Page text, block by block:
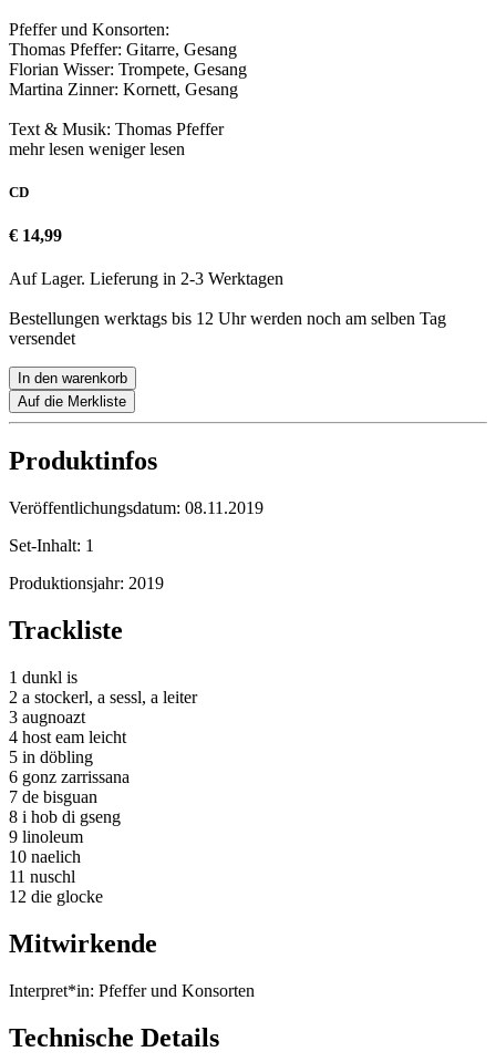
Pfeffer und Konsorten:
Thomas Pfeffer: Gitarre, Gesang
Florian Wisser: Trompete, Gesang
Martina Zinner: Kornett, Gesang
Text & Musik: Thomas Pfeffer
mehr lesen weniger lesen
CD
€ 14,99
Auf Lager. Lieferung in 2-3 Werktagen
Bestellungen werktags bis 12 Uhr werden noch am selben Tag
versendet
In den warenkorb
Auf die Merkliste
Produktinfos
Veröffentlichungsdatum: 08.11.2019
Set-Inhalt: 1
Produktionsjahr: 2019
Trackliste
1 dunkl is
2 a stockerl, a sessl, a leiter
3 augnoazt
4 host eam leicht
5 in döbling
6 gonz zarrissana
7 de bisguan
8 i hob di gseng
9 linoleum
10 naelich
11 nuschl
12 die glocke
Mitwirkende
Interpret*in: Pfeffer und Konsorten
Technische Details